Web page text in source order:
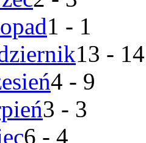
1 - 1
13 - 14
4 - 9
3 - 3
6 - 4